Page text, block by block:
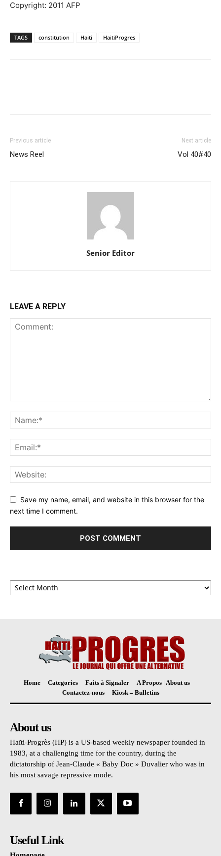
Copyright: 2011 AFP
TAGS constitution Haiti HaitiProgres
Previous article
News Reel
Next article
Vol 40#40
Senior Editor
LEAVE A REPLY
Save my name, email, and website in this browser for the
next time I comment.
Archives
Home Categories Faits à Signaler
A Propos | About us
Contactez-nous
Kiosk – Bulletins
About us
Haïti-Progrès (HP) is a US-based weekly newspaper founded in
1983, at a challenging time for the country, during the
dictatorship of Jean-Claude « Baby Doc » Duvalier who was in
his most savage repressive mode.
Useful Link